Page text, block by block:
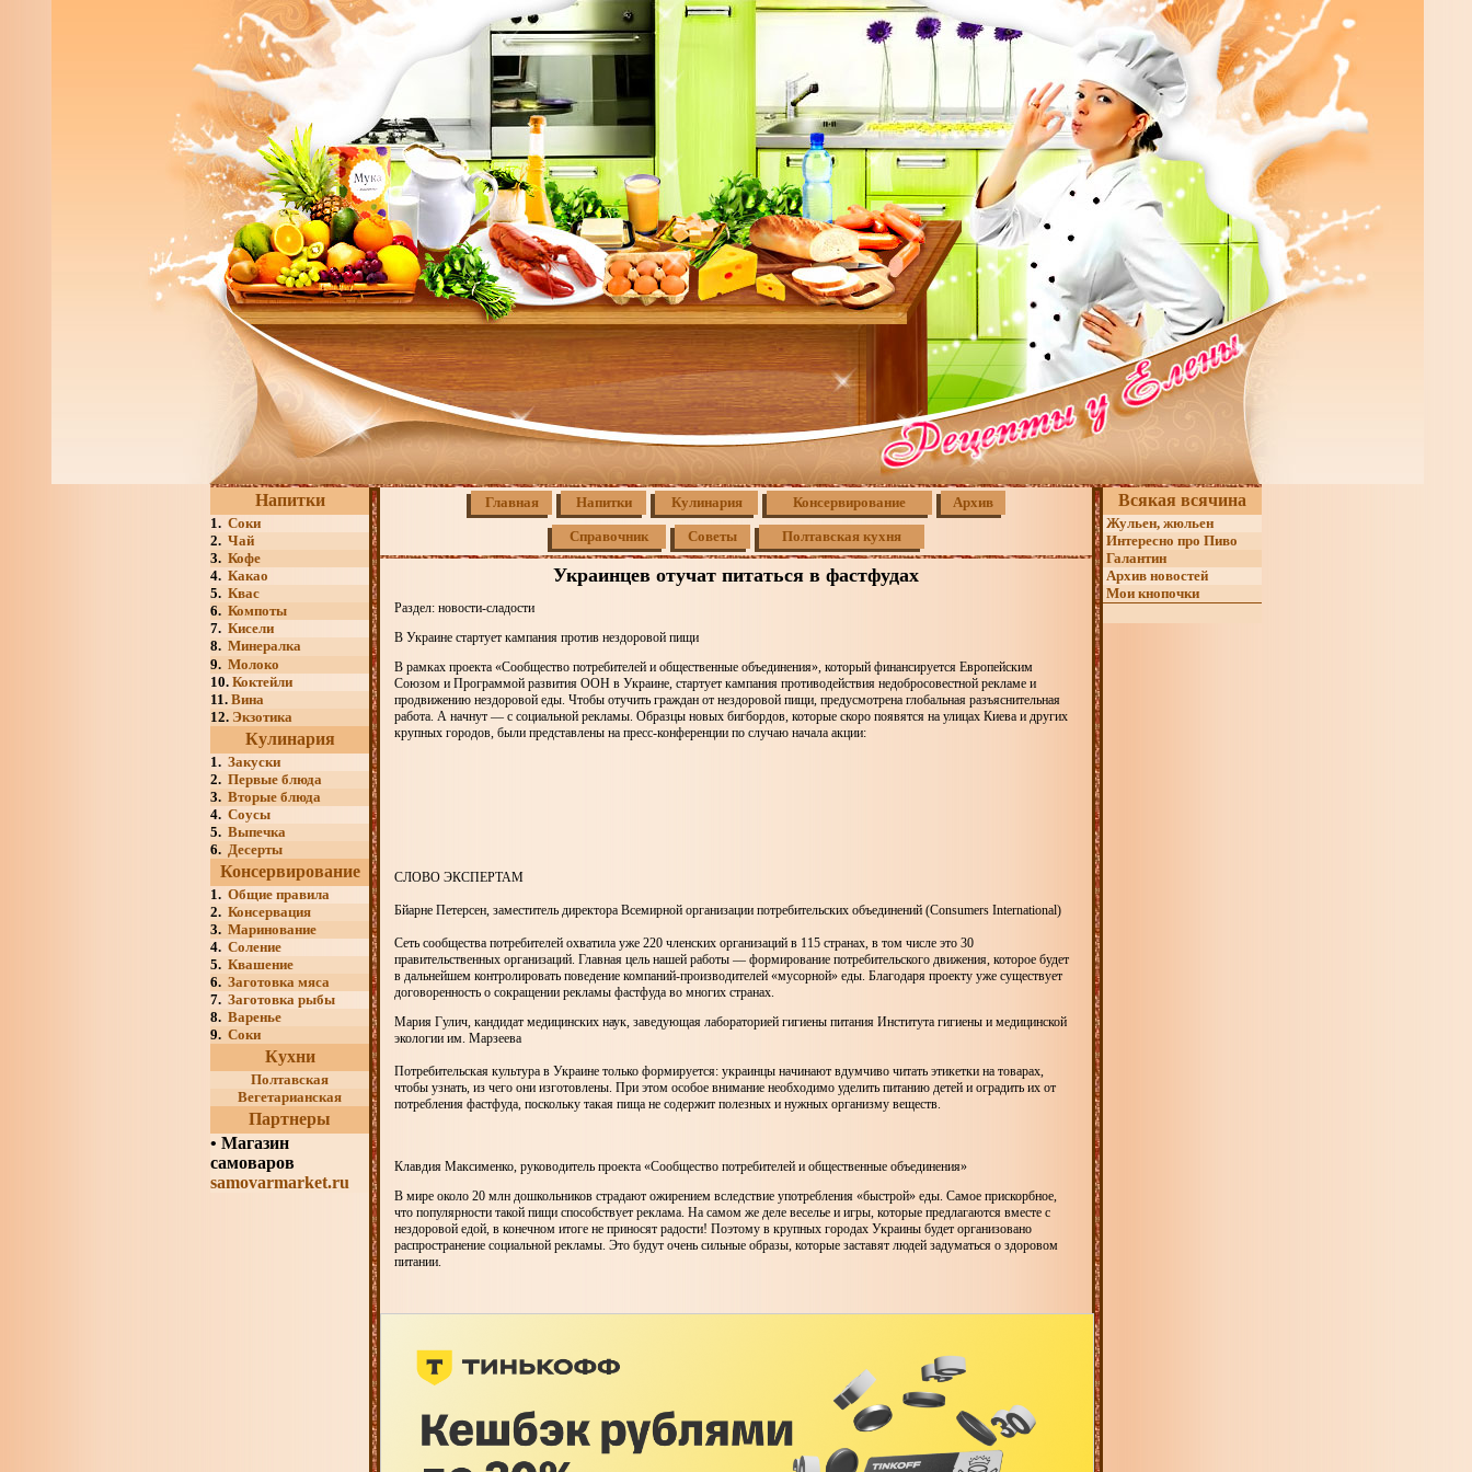
Напитки
1. Соки
2. Чай
3. Кофе
4. Какао
5. Квас
6. Компоты
7. Кисели
8. Минералка
9. Молоко
10. Коктейли
11. Вина
12. Экзотика
Кулинария
1. Закуски
2. Первые блюда
3. Вторые блюда
4. Соусы
5. Выпечка
6. Десерты
Консервирование
1. Общие правила
2. Консервация
3. Маринование
4. Соление
5. Квашение
6. Заготовка мяса
7. Заготовка рыбы
8. Варенье
9. Соки
Кухни
Полтавская
Вегетарианская
Партнеры
• Магазин
самоваров
samovarmarket.ru
Главная Напитки Кулинария Консервирование Архив
Справочник Советы Полтавская кухня
Украинцев отучат питаться в фастфудах
Раздел: новости-сладости
В Украине стартует кампания против нездоровой пищи
В рамках проекта «Сообщество потребителей и общественные объединения», который финансируется Европейским
Союзом и Программой развития ООН в Украине, стартует кампания противодействия недобросовестной рекламе и
продвижению нездоровой еды. Чтобы отучить граждан от нездоровой пищи, предусмотрена глобальная разъяснительная
работа. А начнут — с социальной рекламы. Образцы новых бигбордов, которые скоро появятся на улицах Киева и других
крупных городов, были представлены на пресс-конференции по случаю начала акции:
СЛОВО ЭКСПЕРТАМ
Бйарне Петерсен, заместитель директора Всемирной организации потребительских объединений (Consumers International)
Сеть сообщества потребителей охватила уже 220 членских организаций в 115 странах, в том числе это 30
правительственных организаций. Главная цель нашей работы — формирование потребительского движения, которое будет
в дальнейшем контролировать поведение компаний-производителей «мусорной» еды. Благодаря проекту уже существует
договоренность о сокращении рекламы фастфуда во многих странах.
Мария Гулич, кандидат медицинских наук, заведующая лабораторией гигиены питания Института гигиены и медицинской
экологии им. Марзеева
Потребительская культура в Украине только формируется: украинцы начинают вдумчиво читать этикетки на товарах,
чтобы узнать, из чего они изготовлены. При этом особое внимание необходимо уделить питанию детей и оградить их от
потребления фастфуда, поскольку такая пища не содержит полезных и нужных организму веществ.
Клавдия Максименко, руководитель проекта «Сообщество потребителей и общественные объединения»
В мире около 20 млн дошкольников страдают ожирением вследствие употребления «быстрой» еды. Самое прискорбное,
что популярности такой пищи способствует реклама. На самом же деле веселье и игры, которые предлагаются вместе с
нездоровой едой, в конечном итоге не приносят радости! Поэтому в крупных городах Украины будет организовано
распространение социальной рекламы. Это будут очень сильные образы, которые заставят людей задуматься о здоровом
питании.
Всякая всячина
Жульен, жюльен
Интересно про Пиво
Галантин
Архив новостей
Мои кнопочки